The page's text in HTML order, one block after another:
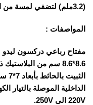
(3.2ملم) لتضفي لمسة من الرقي و الأصالة
المواصفات :
8.6*8.6 سم من
الداخلية الموصلة بالتيار
220V الى 250V.